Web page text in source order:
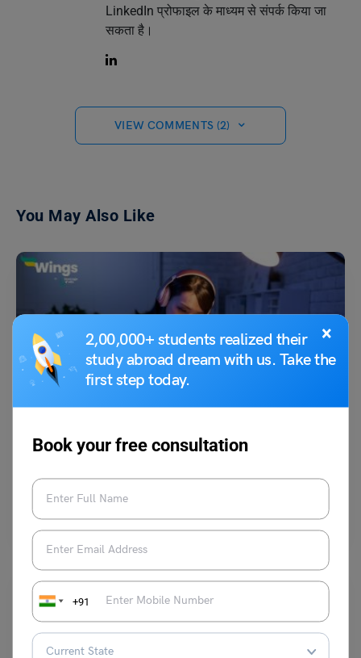
×
2,00,000+ students realized their
study abroad dream with us. Take the
first step today.
Book your free consultation
+91
LinkedIn प्रोफाइल के माध्यम से संपर्क किया जा
सकता है।
VIEW COMMENTS (2)
You May Also Like
रश्मि पटेल March 20, 2026
मुहावरे ऐसे स्थायी शब्द-समूह होते हैं जिनका अर्थ उनके शाब्दिक अर्थ से अलग होता है और जो
भाषा…Read More